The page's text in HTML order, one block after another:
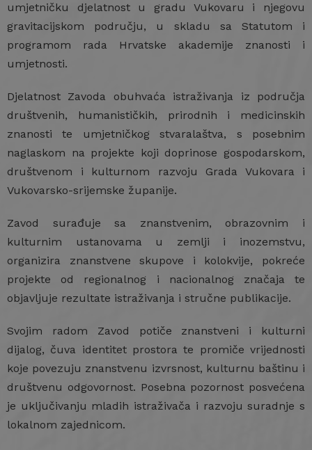
umjetničku djelatnost u gradu Vukovaru i njegovu
gravitacijskom području, u skladu sa Statutom i
programom rada Hrvatske akademije znanosti i
umjetnosti.
Djelatnost Zavoda obuhvaća istraživanja iz područja
društvenih, humanističkih, prirodnih i medicinskih
znanosti te umjetničkog stvaralaštva, s posebnim
naglaskom na projekte koji doprinose gospodarskom,
društvenom i kulturnom razvoju Grada Vukovara i
Vukovarsko-srijemske županije.
Zavod surađuje sa znanstvenim, obrazovnim i
kulturnim ustanovama u zemlji i inozemstvu,
organizira znanstvene skupove i kolokvije, pokreće
projekte od regionalnog i nacionalnog značaja te
objavljuje rezultate istraživanja i stručne publikacije.
Svojim radom Zavod potiče znanstveni i kulturni
dijalog, čuva identitet prostora te promiče vrijednosti
koje povezuju znanstvenu izvrsnost, kulturnu baštinu i
društvenu odgovornost. Posebna pozornost posvećena
je uključivanju mladih istraživača i razvoju suradnje s
lokalnom zajednicom.